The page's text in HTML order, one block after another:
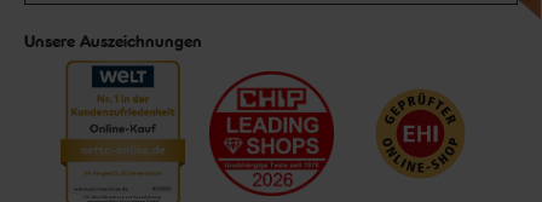
Unsere Auszeichnungen